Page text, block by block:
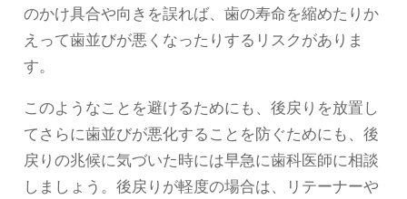
のかけ具合や向きを誤れば、歯の寿命を縮めたりか
えって歯並びが悪くなったりするリスクがありま
す。
このようなことを避けるためにも、後戻りを放置し
てさらに歯並びが悪化することを防ぐためにも、後
戻りの兆候に気づいた時には早急に歯科医師に相談
しましょう。後戻りが軽度の場合は、リテーナーや